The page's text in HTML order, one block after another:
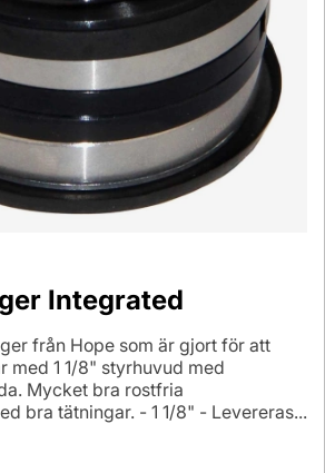
Integrated
från Hope som är gjort för att
med 1 1/8" styrhuvud med
Mycket bra rostfria
bra tätningar. - 1 1/8" - Levereras...